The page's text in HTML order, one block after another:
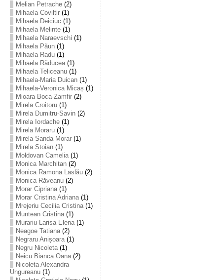
Melian Petrache(2)
Mihaela Coviltir(1)
Mihaela Deiciuc (1)
Mihaela Melinte(1)
Mihaela Naraevschi (1)
Mihaela Păun(1)
Mihaela Radu(1)
Mihaela Răducea(1)
Mihaela Teliceanu(1)
Mihaela-Maria Duican(1)
Mihaela-Veronica Micaș (1)
Mioara Boca-Zamfir(2)
Mirela Croitoru(1)
Mirela Dumitru-Savin(2)
Mirela Iordache(1)
Mirela Moraru(1)
Mirela Sanda Morar(1)
Mirela Stoian(1)
Moldovan Camelia(1)
Monica Marchitan(2)
Monica Ramona Laslău(2)
Monica Răveanu(2)
Morar Cipriana(1)
Morar Cristina Adriana(1)
Mrejeriu Cecilia Cristina(1)
Muntean Cristina(1)
Murariu Larisa Elena(1)
Neagoe Tatiana(2)
Negraru Anișoara(1)
Negru Nicoleta(1)
Neicu Bianca Oana(2)
Nicoleta Alexandra
Ungureanu(1)